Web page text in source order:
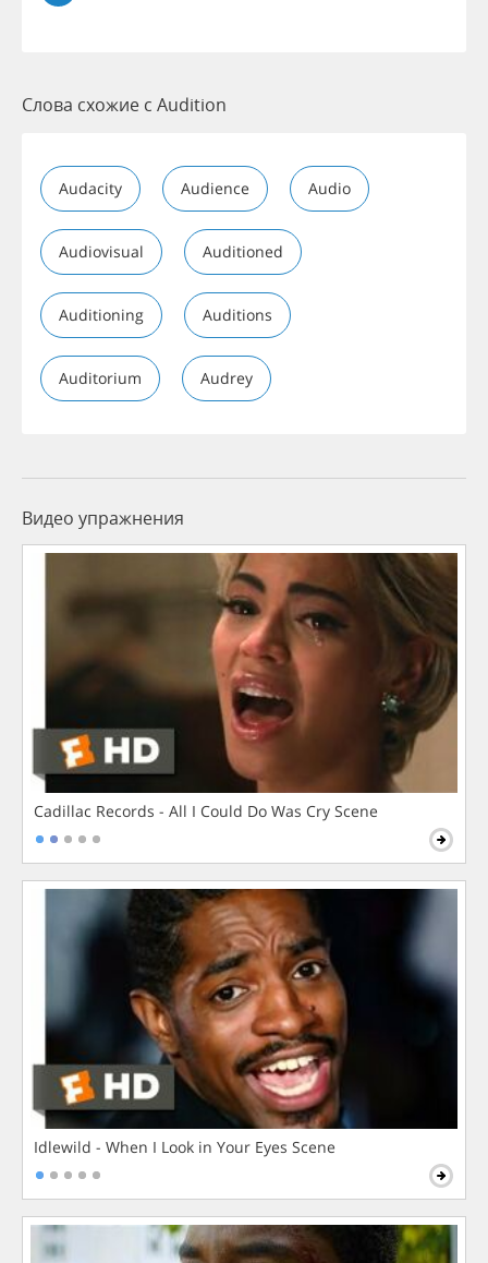
Слова схожие с Audition
Audacity Audience Audio
Audiovisual Auditioned
Auditioning Auditions
Auditorium Audrey
Видео упражнения
Cadillac Records - All I Could Do Was Cry Scene
Idlewild - When I Look in Your Eyes Scene